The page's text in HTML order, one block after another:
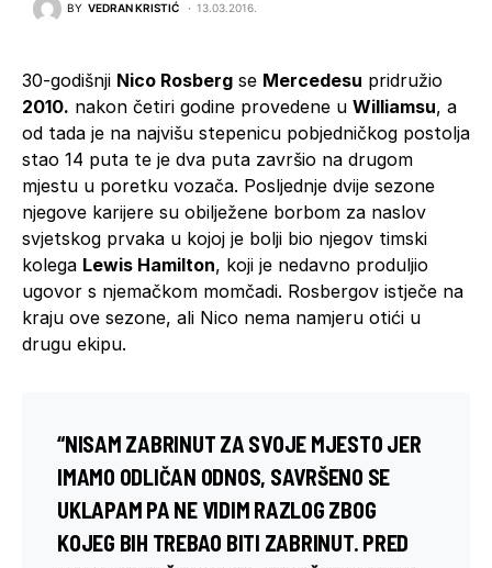
BY VEDRAN KRISTIĆ 13.03.2016.
30-godišnji Nico Rosberg se Mercedesu pridružio
2010. nakon četiri godine provedene u Williamsu, a
od tada je na najvišu stepenicu pobjedničkog postolja
stao 14 puta te je dva puta završio na drugom
mjestu u poretku vozača. Posljednje dvije sezone
njegove karijere su obilježene borbom za naslov
svjetskog prvaka u kojoj je bolji bio njegov timski
kolega Lewis Hamilton, koji je nedavno produljio
ugovor s njemačkom momčadi. Rosbergov istječe na
kraju ove sezone, ali Nico nema namjeru otići u
drugu ekipu.
“NISAM ZABRINUT ZA SVOJE MJESTO JER
IMAMO ODLIČAN ODNOS, SAVRŠENO SE
UKLAPAM PA NE VIDIM RAZLOG ZBOG
KOJEG BIH TREBAO BITI ZABRINUT. PRED